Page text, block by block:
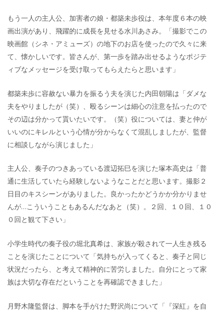
もう一人の主人公、加害者の娘・都築未歩役は、本年度６本の映
画出演があり、飛躍的に成長を見せる水川あさみ。「撮影でこの
映画館（シネ・アミューズ）の地下のお店を使ったので久々に来
て、懐かしいです。皆さんが、第一歩を踏み出せるようなポジテ
ィブなメッセージを受け取ってもらえたらと思います」
都築未歩に容赦ない暴力を振るう夫を演じた内田朝陽は「ダメな
夫をやりましたが（笑）、殴るシーンは細心の注意を払ったので
その辺は分かって貰いたいです。（笑）役については、妻と仲が
いいのにキレルという心情が分からなくて混乱しましたが、監督
に相談しながら演じました」
主人公、奏子のつきあっている渡辺拓巳を演じた塚本高史は「普
通に生活していたら経験しないようなことだと思います。撮影２
日目のキスシーンがありました。良かったかどうかか分かりませ
んが…こういうこともあるんだなあと（笑）。２回、１０回、１０
０回と観て下さい」
小学生時代の奏子役の堀北真希は、家族が殺されて一人生き残る
ことを演じたことについて「気持ちが入ってくると、奏子と同じ
状況だったら、と考えて精神的に苦労しました。自分にとって家
族は大切な存在だということを再確認できました」
月野木隆監督は、脚本を手がけた野沢尚について「『深紅』を自